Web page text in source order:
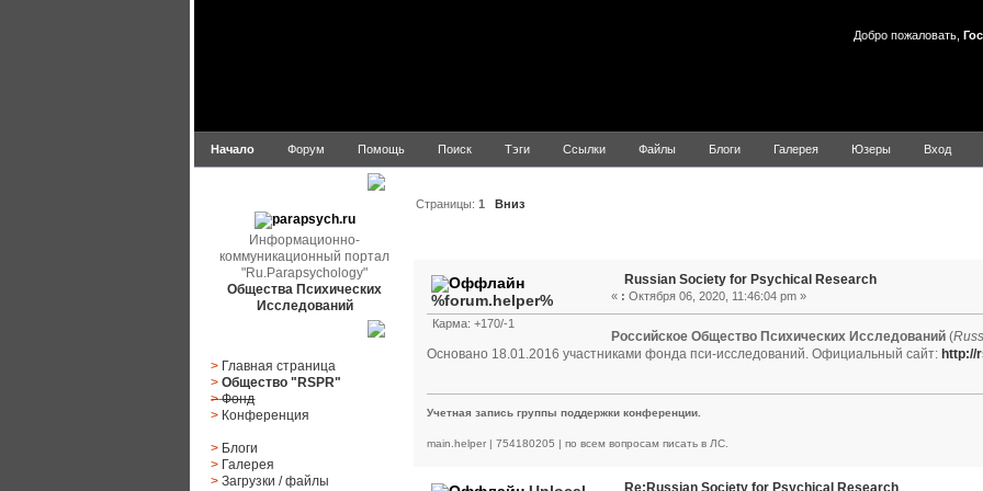
Добро пожаловать,
Начало Форум Помощь Поиск Тэги Ссылки Файлы Блоги Галерея Юзеры Вход
Информационно-
коммуникационный портал
"Ru.Parapsychology"
Общества Психических
Исследований
> Главная страница
> Общество "RSPR"
> Фонд
> Конференция
> Блоги
> Галерея
> Загрузки/файлы
Страницы:1 Вниз
%forum.helper%
Карма: +170/-1
Russian Society for Psychical Research
« : Октября 06, 2020, 11:46:04 pm »
Российское Общество Психических Исследований (
Основано 18.01.2016 участниками фонда пси-исследований. Официальный сайт: http://
Учетная запись группы поддержки конференции.
main.helper | 754180205 | по всем вопросам писать в ЛС.
Re:Russian Society for Psychical Research